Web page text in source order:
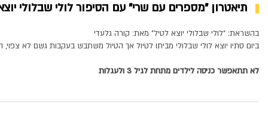
תיאטרון "מספרים עם שרי" עם הסיפור לולי שבלולי
בהשראת: "לולי שבלולי יוצא לטיל" מאת: קורה גלעדי
ביום סתיו יוצא לולי שבלולי מביתו לטיול אך הטיול משתבש בעקבות גשם לא צפוי,
לא תתאפשר כניסה לילדים מתחת לגיל 3 ולעגלות